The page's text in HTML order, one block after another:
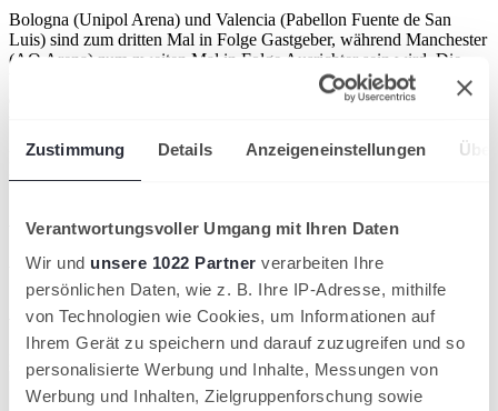
Zustimmung Details Anzeigeneinstellungen
Verantwortungsvoller Umgang mit Ihren Daten
Wir und unsere 1022 Partner verarbeiten Ihre
persönlichen Daten, wie z. B. Ihre IP-Adresse, mithilfe
von Technologien wie Cookies, um Informationen auf
Ihrem Gerät zu speichern und darauf zuzugreifen und so
personalisierte Werbung und Inhalte, Messungen von
Werbung und Inhalten, Zielgruppenforschung sowie
Bologna (Unipol Arena) und Valencia (Pabellon Fuente de San
Luis) sind zum dritten Mal in Folge Gastgeber, während Manchester
(AO Arena) zum zweiten Mal in Folge Ausrichter sein wird. Die
Veranstaltung im Hengqin International Tennis Center in Zhuhai ist
das erste Mal, dass China eine Davis Cup-Gruppenphase ausrichten
Die Auslosung für die Gruppenphase findet am Dienstag, 19. März,
um 15 Uhr statt.
Ansprechpartner
Artikel teilen
Ähnliche News
Kompaktansicht